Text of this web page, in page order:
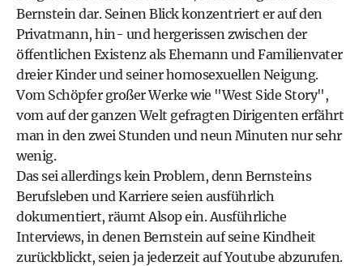
Bernstein dar. Seinen Blick konzentriert er auf den
Privatmann, hin- und hergerissen zwischen der
öffentlichen Existenz als Ehemann und Familienvater
dreier Kinder und seiner homosexuellen Neigung.
Vom Schöpfer großer Werke wie "West Side Story",
vom auf der ganzen Welt gefragten Dirigenten erfährt
man in den zwei Stunden und neun Minuten nur sehr
wenig.
Das sei allerdings kein Problem, denn Bernsteins
Berufsleben und Karriere seien ausführlich
dokumentiert, räumt Alsop ein. Ausführliche
Interviews, in denen Bernstein auf seine Kindheit
zurückblickt, seien ja jederzeit auf Youtube abzurufen.